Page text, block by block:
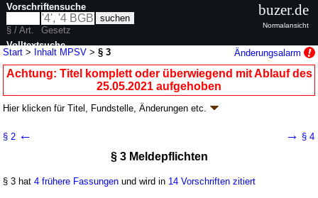
Start > Inhalt MPSV >§ 3 Änderungsalarm
Achtung: Titel komplett oder überwiegend mit Ablauf des
25.05.2021 aufgehoben
Hier klicken fürTitel, Fundstelle, Änderungen etc.
Sicherheitsplanverordnung (MPSV)
BGBl. I S. 2131; aufgehoben durch
Geltung ab 28.06.2002; FNA: 7102-47-8Genehmigungs- und
§ 2 ← → § 4
§ 3 Meldepflichten
§ 3 hat4 frühere Fassungen und wird in 14 Vorschriften zitiert
Vorschriftensuche
§ / Art.
Gesetz
Volltextsuche
nur in MPSV
buzer.de
Normalansicht